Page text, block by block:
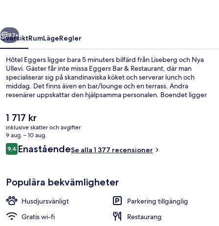
Nästa
97+
ÖversiktRumLägeRegler
Hôtel Eggers ligger bara 5 minuters bilfärd från Liseberg och Nya
Ullevi. Gäster får inte missa Eggers Bar & Restaurant, där man
specialiserar sig på skandinaviska köket och serverar lunch och
middag. Det finns även en bar/lounge och en terrass. Andra
resenärer uppskattar den hjälpsamma personalen. Boendet ligger
Göteborg Centralst Drottningt station och till Nordstan
spårvagnshållplats tar det 2 minuter att gå.
Det
nuvarande
priset
är
1 717 kr
1 717 kr
inklusive skatter och avgifter
9 aug. – 10 aug.
Recensioner
9,49,4 av 10,
EnaståendeSe alla 1 377 recensioner
Populära bekvämligheter
Husdjursvänligt
Parkering tillgänglig
Gratis wi-fi
Restaurang